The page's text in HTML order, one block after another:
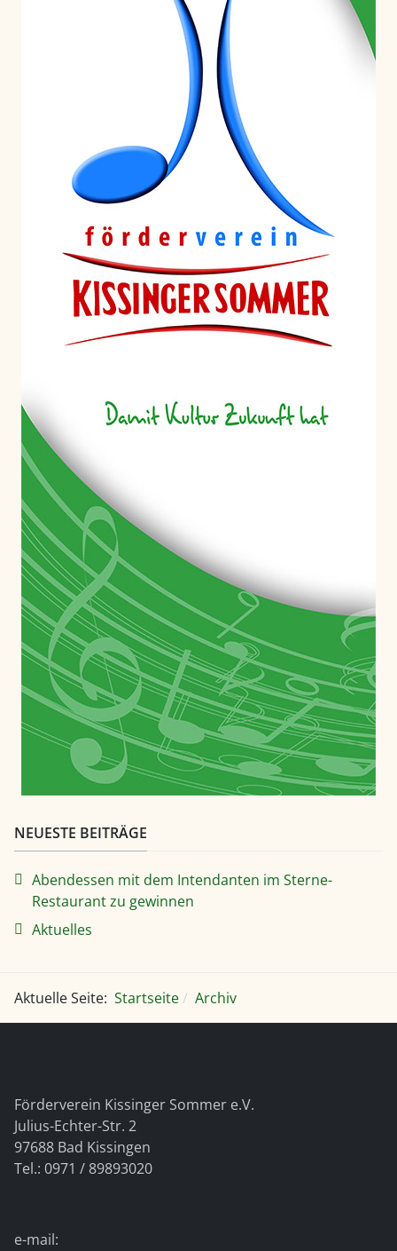
NEUESTE BEITRÄGE
Abendessen mit dem Intendanten im Sterne-
Restaurant zu gewinnen
Aktuelles
Aktuelle Seite: Startseite Archiv
Förderverein Kissinger Sommer e.V.
Julius-Echter-Str. 2
97688 Bad Kissingen
Tel.: 0971 / 89893020
e-mail: